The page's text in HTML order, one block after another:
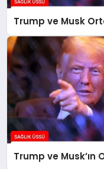
Trump ve Musk
Trump ve Musk’ın